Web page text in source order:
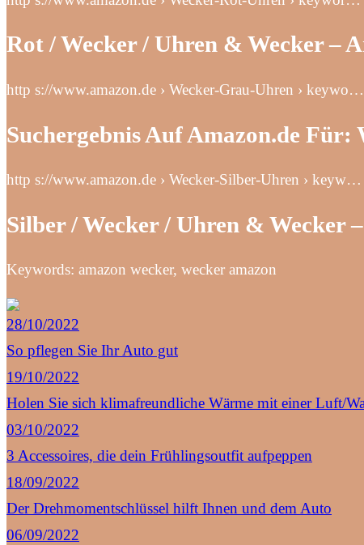
Rot / Wecker / Uhren & Wecker –
http s://www.amazon.de › Wecker-Grau-Uhren › keywo…
Suchergebnis Auf Amazon.de
http s://www.amazon.de › Wecker-Silber-Uhren › keyw…
Silber / Wecker / Uhren & Wecker
Keywords: amazon wecker, wecker amazon
28/10/2022
So pflegen Sie Ihr Auto gut
19/10/2022
Holen Sie sich klimafreundliche Wärme mit einer Luft/
03/10/2022
3 Accessoires, die dein Frühlingsoutfit aufpeppen
18/09/2022
Der Drehmomentschlüssel hilft Ihnen und dem Auto
06/09/2022